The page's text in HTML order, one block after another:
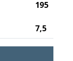
195
7,5